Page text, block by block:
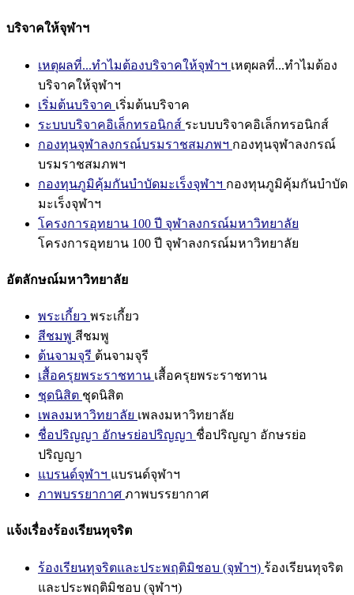
บริจาคให้จุฬาฯ
เหตุผลที่...ทำไมต้องบริจาคให้จุฬาฯ เหตุผลที่...ทำไมต้อง
บริจาคให้จุฬาฯ
เริ่มต้นบริจาค เริ่มต้นบริจาค
ระบบบริจาคอิเล็กทรอนิกส์ ระบบบริจาคอิเล็กทรอนิกส์
กองทุนจุฬาลงกรณ์บรมราชสมภพฯ กองทุนจุฬาลงกรณ์
บรมราชสมภพฯ
กองทุนภูมิคุ้มกันบำบัดมะเร็งจุฬาฯ กองทุนภูมิคุ้มกันบำบัด
มะเร็งจุฬาฯ
โครงการอุทยาน 100 ปี จุฬาลงกรณ์มหาวิทยาลัย
โครงการอุทยาน 100 ปี จุฬาลงกรณ์มหาวิทยาลัย
อัตลักษณ์มหาวิทยาลัย
พระเกี้ยว พระเกี้ยว
สีชมพู สีชมพู
ต้นจามจุรี ต้นจามจุรี
เสื้อครุยพระราชทาน เสื้อครุยพระราชทาน
ชุดนิสิต ชุดนิสิต
เพลงมหาวิทยาลัย เพลงมหาวิทยาลัย
ชื่อปริญญา อักษรย่อปริญญา ชื่อปริญญา อักษรย่อ
ปริญญา
แบรนด์จุฬาฯ แบรนด์จุฬาฯ
ภาพบรรยากาศ ภาพบรรยากาศ
แจ้งเรื่องร้องเรียนทุจริต
ร้องเรียนทุจริตและประพฤติมิชอบ (จุฬาฯ) ร้องเรียนทุจริต
และประพฤติมิชอบ (จุฬาฯ)